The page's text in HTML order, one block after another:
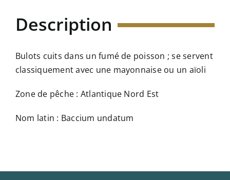
Description
Bulots cuits dans un fumé de poisson ; se servent
classiquement avec une mayonnaise ou un aïoli
Zone de pêche : Atlantique Nord Est
Nom latin : Baccium undatum